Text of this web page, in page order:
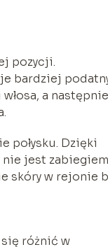
pozycji.
bardziej
a następnie
połysku. Dzięki
jest zabiegiem
skóry w rejonie
się różnić w